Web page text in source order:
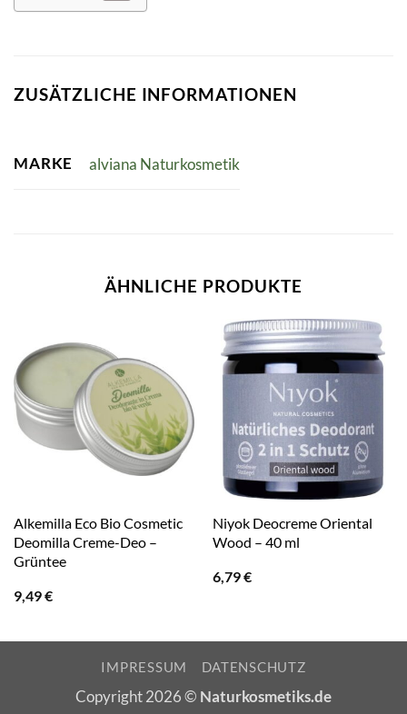
ZUSÄTZLICHE INFORMATIONEN
MARKE alviana Naturkosmetik
ÄHNLICHE PRODUKTE
Alkemilla Eco Bio Cosmetic
Deomilla Creme-Deo –
Grüntee
9,49€
Niyok Deocreme Oriental
Wood – 40 ml
6,79€
IMPRESSUM DATENSCHUTZ
Copyright 2026 © Naturkosmetiks.de